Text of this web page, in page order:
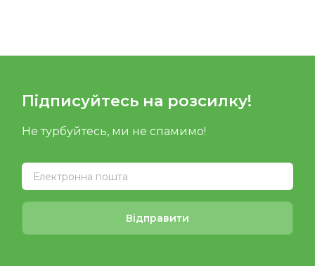
Підписуйтесь на розсилку!
Не турбуйтесь, ми не спамимо!
Відправити